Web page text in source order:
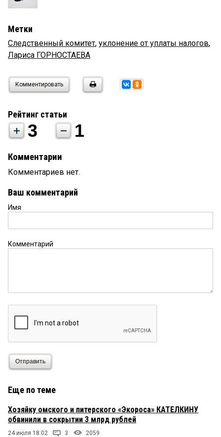
Метки
Следственный комитет, уклонение от уплаты налогов,
Лариса ГОРНОСТАЕВА
Комментировать
Рейтинг статьи
3 1
Комментарии
Комментариев нет.
Ваш комментарий
Имя
Комментарий
Отправить
Еще по теме
Хозяйку омского и питерского «Экороса» КАТЕЛКИНУ
обвинили в сокрытии 3 млрд рублей
24 июля 18:02 3 2059